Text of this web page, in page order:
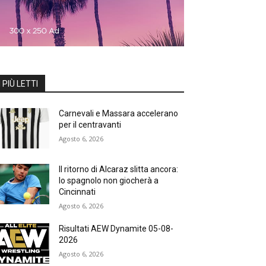
PIÙ LETTI
Carnevali e Massara accelerano
per il centravanti
Agosto 6, 2026
Il ritorno di Alcaraz slitta ancora:
lo spagnolo non giocherà a
Cincinnati
Agosto 6, 2026
Risultati AEW Dynamite 05-08-
2026
Agosto 6, 2026